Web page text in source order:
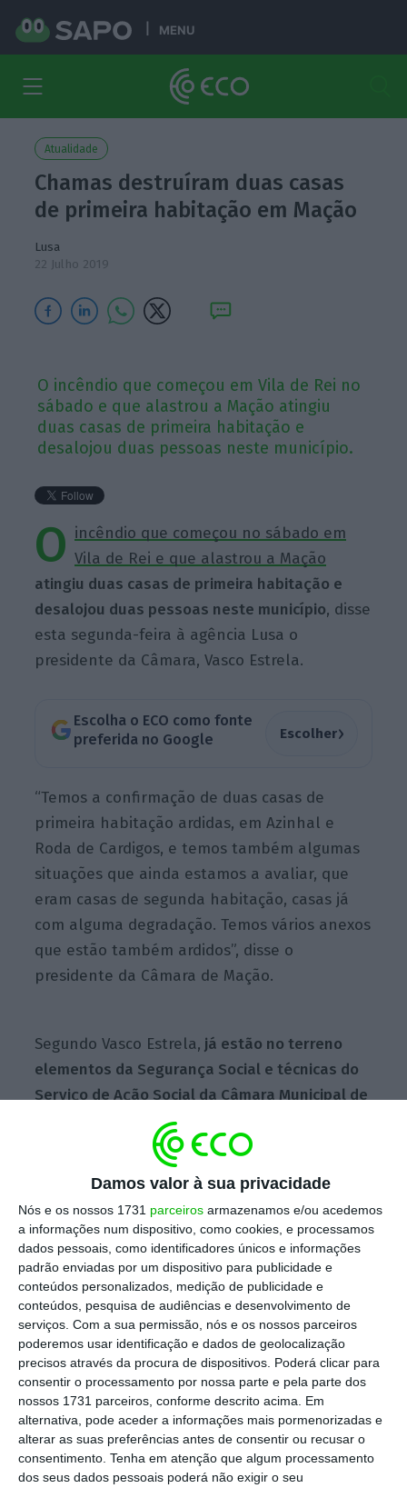
Damos valor à sua privacidade
Nós e os nossos 1731 parceiros armazenamos e/ou acedemos
a informações num dispositivo, como cookies, e processamos
dados pessoais, como identificadores únicos e informações
padrão enviadas por um dispositivo para publicidade e
conteúdos personalizados, medição de publicidade e
conteúdos, pesquisa de audiências e desenvolvimento de
serviços. Com a sua permissão, nós e os nossos parceiros
poderemos usar identificação e dados de geolocalização
precisos através da procura de dispositivos. Poderá clicar para
consentir o processamento por nossa parte e pela parte dos
nossos 1731 parceiros, conforme descrito acima. Em
alternativa, pode aceder a informações mais pormenorizadas e
alterar as suas preferências antes de consentir ou recusar o
consentimento. Tenha em atenção que algum processamento
dos seus dados pessoais poderá não exigir o seu
MENU
Atualidade
Chamas destruíram duas casas
de primeira habitação em Mação
Lusa
22 Julho 2019
O incêndio que começou em Vila de Rei no
sábado e que alastrou a Mação atingiu
duas casas de primeira habitação e
desalojou duas pessoas neste município.
O incêndio que começou no sábado em
Vila de Rei e que alastrou a Mação
atingiu duas casas de primeira habitação e
desalojou duas pessoas neste município, disse
esta segunda-feira à agência Lusa o
presidente da Câmara, Vasco Estrela.
Escolha o ECO como fonte
preferida no Google
Escolher›
“Temos a confirmação de duas casas de
primeira habitação ardidas, em Azinhal e
Roda de Cardigos, e temos também algumas
situações que ainda estamos a avaliar, que
eram casas de segunda habitação, casas já
com alguma degradação. Temos vários anexos
que estão também ardidos”, disse o
presidente da Câmara de Mação.
Segundo Vasco Estrela, já estão no terreno
elementos da Segurança Social e técnicas do
Serviço de Ação Social da Câmara Municipal de
, que “vão começar a rastrear toda a
zona” no sentido de esclarecer bem todas as
situações e “também falar com as
populações e perceber melhor as
necessidades”.
De acordo com o presidente da autarquia,
duas pessoas desalojadas
, que estão
[acolhidas] na Santa Casa da Misericórdia de
Cardigos, precisamente porque não têm as
suas habitações, que foram destruídas pelos
incêndios”.
Apesar de Mação não ter o Plano Municipal
de Emergência de Proteção Civil ainda